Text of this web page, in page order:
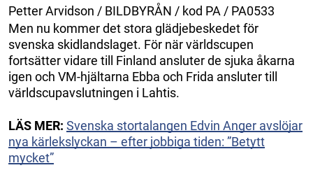
Petter Arvidson / BILDBYRÅN / kod PA / PA0533
Men nu kommer det stora glädjebeskedet för
svenska skidlandslaget. För när världscupen
fortsätter vidare till Finland ansluter de sjuka åkarna
igen och VM-hjältarna Ebba och Frida ansluter till
världscupavslutningen i Lahtis.
LÄS MER: Svenska stortalangen Edvin Anger avslöjar
nya kärlekslyckan – efter jobbiga tiden: ”Betytt
mycket”